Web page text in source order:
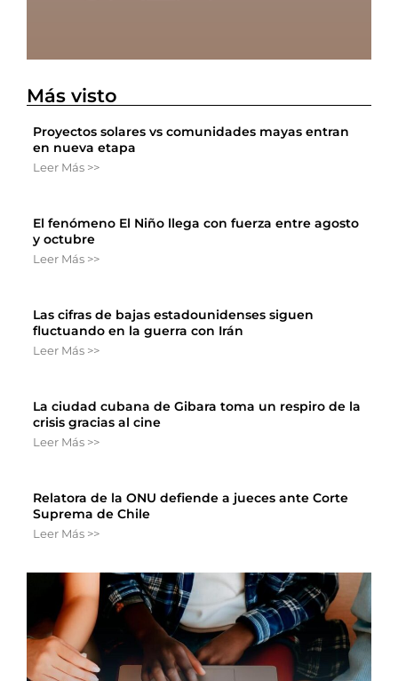
Más visto
Proyectos solares vs comunidades mayas entran
en nueva etapa
Leer Más >>
El fenómeno El Niño llega con fuerza entre agosto
y octubre
Leer Más >>
Las cifras de bajas estadounidenses siguen
fluctuando en la guerra con Irán
Leer Más >>
La ciudad cubana de Gibara toma un respiro de la
crisis gracias al cine
Leer Más >>
Relatora de la ONU defiende a jueces ante Corte
Suprema de Chile
Leer Más >>